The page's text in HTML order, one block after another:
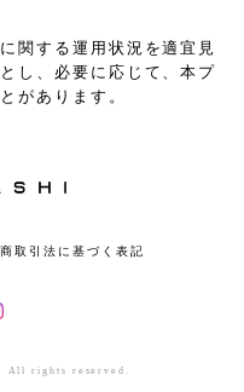
関する運用状況を適宜見
し、必要に応じて、本プ
があります。
取引法に基づく表記
All rights reserved.